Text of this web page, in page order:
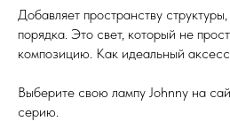
Добавляет пространству
порядка. Это свет, который не
композицию. Как идеальный
Выберите свою лампу Johnny на
серию.